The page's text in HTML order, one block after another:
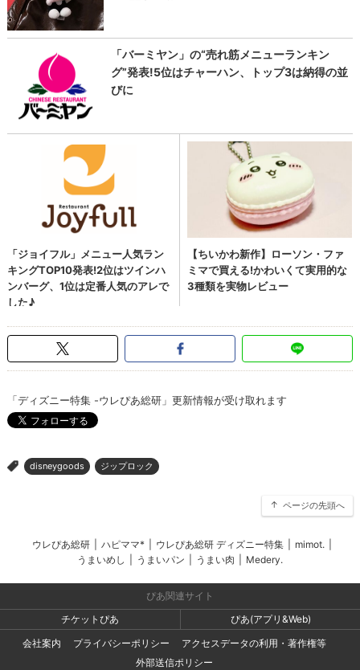
「ディズニー特集 -ウレぴあ総研」更新情報が受け取れます
> disneygoods ジップロック
ページの先頭へ
ウレぴあ総研 ハピママ* ウレぴあ総研 ディズニー特集 mimot.
うまいめし
うまいパン うまい肉 Medery.
ぴあ関連サイト
チケットぴあ
ぴあ(アプリ&Web)
会社案内
プライバシーポリシー
アクセスデータの利用・著作権等
外部送信ポリシー